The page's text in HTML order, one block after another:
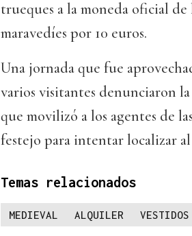
trueques a la moneda oficial
maravedíes por 10 euros.
Una jornada que fue
varios visitantes denunciaron
que movilizó a los agentes de
festejo para intentar localizar
Temas relacionados
MEDIEVAL ALQUILER VESTIDOS